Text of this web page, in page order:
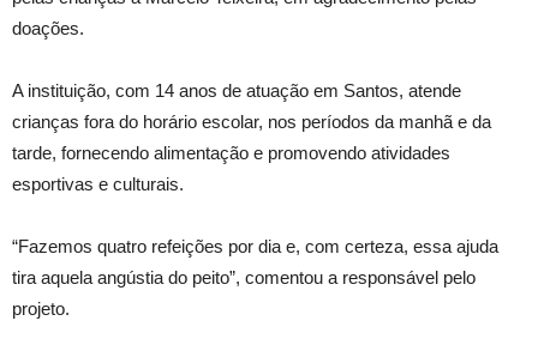
doações.
A instituição, com 14 anos de atuação em Santos, atende
crianças fora do horário escolar, nos períodos da manhã e da
tarde, fornecendo alimentação e promovendo atividades
esportivas e culturais.
“Fazemos quatro refeições por dia e, com certeza, essa ajuda
tira aquela angústia do peito”, comentou a responsável pelo
projeto.